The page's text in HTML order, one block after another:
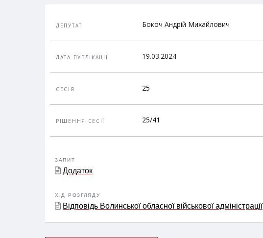
ДЕПУТАТ Бокоч Андрій Михайлович
ДАТА ПУБЛІКАЦІЇ 19.03.2024
СЕСІЯ 25
РІШЕННЯ СЕСІЇ 25/41
ЗАПИТ
Додаток
ХІД РОЗГЛЯДУ
Відповідь Волинської обласної військової адміністрації